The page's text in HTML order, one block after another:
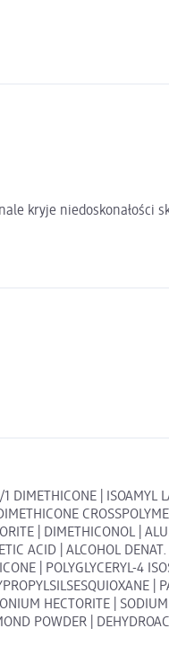
kryje niedoskonałości
DIMETHICONE | ISOAMYL
| DIMETHICONOL |
ACID | ALCOHOL
| POLYGLYCERYL-4
|
HECTORITE | SODIUM
POWDER |